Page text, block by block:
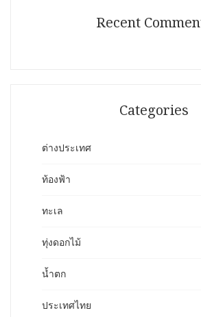
Recent
Categories
ต่างประเทศ
ท้องฟ้า
ทะเล
ทุ่งดอกไม้
น้ำตก
ประเทศไทย